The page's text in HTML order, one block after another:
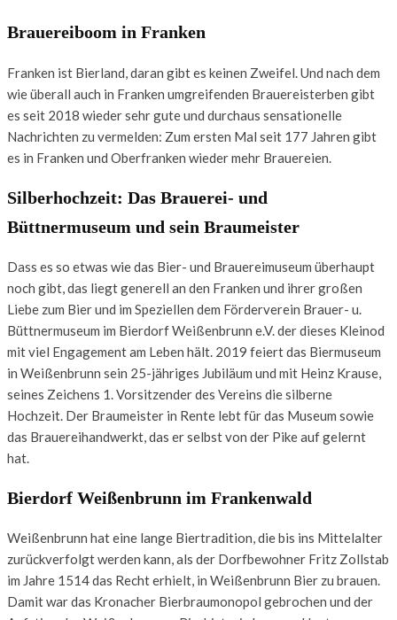
Brauereiboom in Franken
Franken ist Bierland, daran gibt es keinen Zweifel. Und nach dem
wie überall auch in Franken umgreifenden Brauereisterben gibt
es seit 2018 wieder sehr gute und durchaus sensationelle
Nachrichten zu vermelden: Zum ersten Mal seit 177 Jahren gibt
es in Franken und Oberfranken wieder mehr Brauereien.
Silberhochzeit: Das Brauerei- und
Büttnermuseum und sein Braumeister
Dass es so etwas wie das Bier- und Brauereimuseum überhaupt
noch gibt, das liegt generell an den Franken und ihrer großen
Liebe zum Bier und im Speziellen dem Förderverein Brauer- u.
Büttnermuseum im Bierdorf Weißenbrunn e.V. der dieses Kleinod
mit viel Engagement am Leben hält. 2019 feiert das Biermuseum
in Weißenbrunn sein 25-jähriges Jubiläum und mit Heinz Krause,
seines Zeichens 1. Vorsitzender des Vereins die silberne
Hochzeit. Der Braumeister in Rente lebt für das Museum sowie
das Brauereihandwerkt, das er selbst von der Pike auf gelernt
hat.
Bierdorf Weißenbrunn im Frankenwald
Weißenbrunn hat eine lange Biertradition, die bis ins Mittelalter
zurückverfolgt werden kann, als der Dorfbewohner Fritz Zollstab
im Jahre 1514 das Recht erhielt, in Weißenbrunn Bier zu brauen.
Damit war das Kronacher Bierbraumonopol gebrochen und der